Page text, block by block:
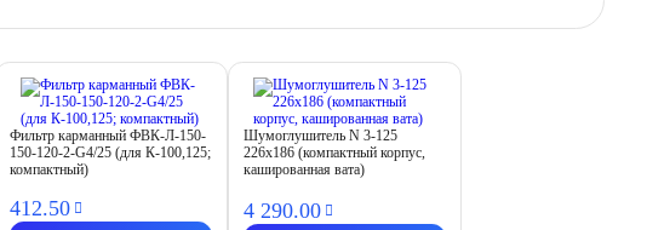
Фильтр карманный ФВК-Л-150-
150-120-2-G4/25 (для К-100,125;
компактный)
412.50
Шумоглушитель N 3-125
226х186 (компактный корпус,
кашированная вата)
4 290.00